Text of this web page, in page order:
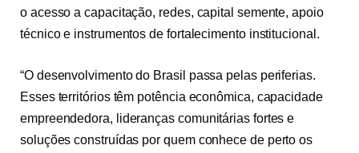
o acesso a capacitação, redes, capital semente, apoio
técnico e instrumentos de fortalecimento institucional.
“O desenvolvimento do Brasil passa pelas periferias.
Esses territórios têm potência econômica, capacidade
empreendedora, lideranças comunitárias fortes e
soluções construídas por quem conhece de perto os